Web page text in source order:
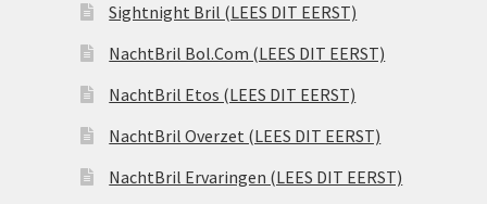
Sightnight Bril (LEES DIT EERST)
NachtBril Bol.Com (LEES DIT EERST)
NachtBril Etos (LEES DIT EERST)
NachtBril Overzet (LEES DIT EERST)
NachtBril Ervaringen (LEES DIT EERST)